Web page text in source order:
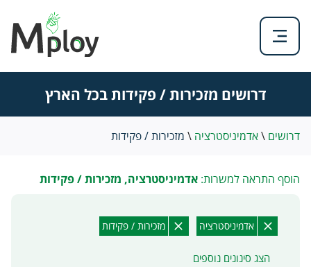
דרושים מזכירות / פקידות בכל הארץ
דרושים \אדמיניסטרציה \ מזכירות / פקידות
הוסף התראה למשרות: אדמיניסטרציה, מזכירות / פקידות
אדמיניסטרציה מזכירות / פקידות
הצג סינונים נוספים